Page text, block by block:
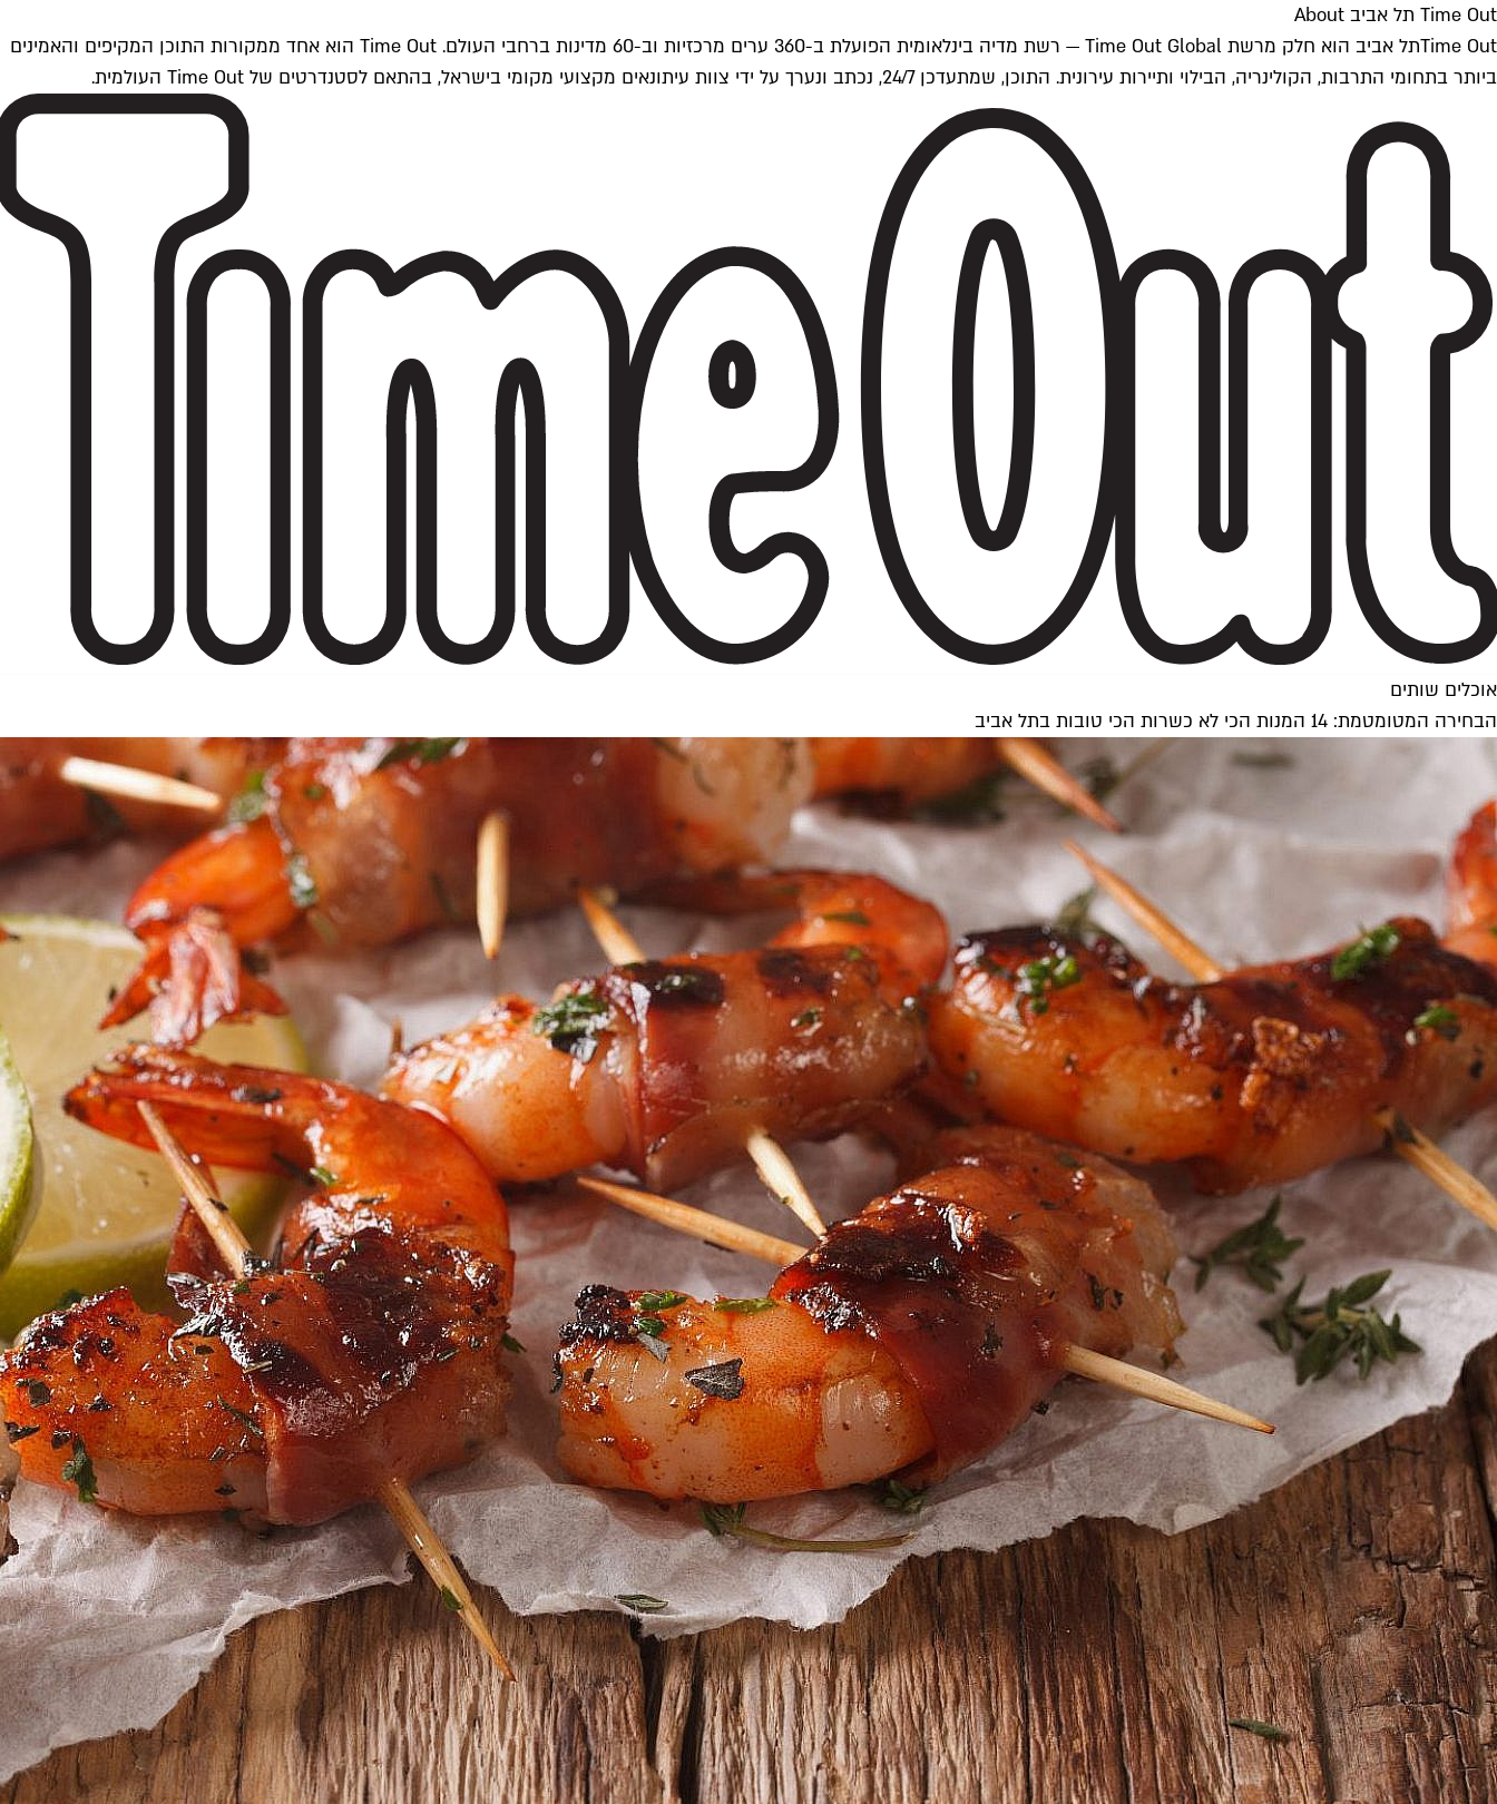
Time Out תל אביב About
Time Outתל אביב הוא חלק מרשת Time Out Global — רשת מדיה בינלאומית הפועלת ב-360 ערים מרכזיות וב-60 מדינות ברחבי העולם. Time Out הוא אחד ממקורות התוכן המקיפים והאמינים
ביותר בתחומי התרבות, הקולינריה, הבילוי ותיירות עירונית. התוכן, שמתעדכן 24/7, נכתב ונערך על ידי צוות עיתונאים מקצועי מקומי בישראל, בהתאם לסטנדרטים של Time Out העולמית.
אוכלים שותים
הבחירה המטומטמת: 14 המנות הכי לא כשרות הכי טובות בתל אביב